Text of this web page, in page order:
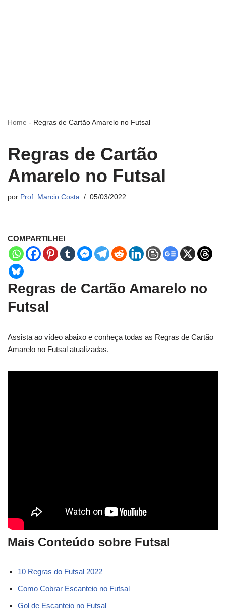
Home - Regras de Cartão Amarelo no Futsal
Regras de Cartão
Amarelo no Futsal
por Prof. Marcio Costa 05/03/2022
COMPARTILHE!
Regras de Cartão Amarelo no
Futsal
Assista ao vídeo abaixo e conheça todas as Regras de Cartão
Amarelo no Futsal atualizadas.
Mais Conteúdo sobre Futsal
10 Regras do Futsal 2022
Como Cobrar Escanteio no Futsal
Gol de Escanteio no Futsal